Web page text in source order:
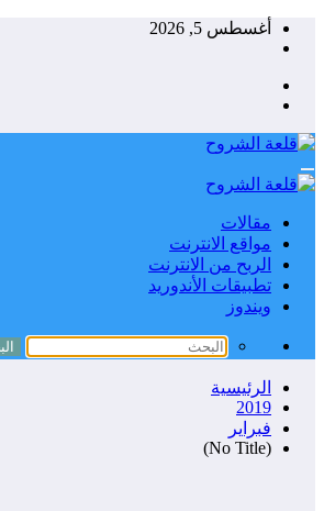
التجاوزأغسطس 5, 2026
مقالات
مواقع الانترنت
الربح من الانترنت
تطبيقات الأندوريد
ويندوز
الرئيسية
2019
فبراير
(No Title)